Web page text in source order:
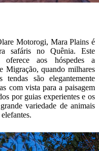
Motorogi, Mara Plains é
safáris no Quênia. Este
aos hóspedes a
Migração, quando milhares
são elegantemente
com vista para a paisagem
por guias experientes e os
variedade de animais